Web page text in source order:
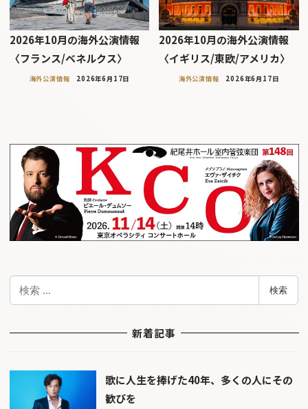
2026年10月の海外公演情報
〈フランス/ベネルクス〉
海外公演情報 2026年6月17日
2026年10月の海外公演情報
〈イギリス/東欧/アメリカ〉
海外公演情報 2026年6月17日
検
検索
新着記事
歌に人生を捧げた40年、多くの人にその
歓びを